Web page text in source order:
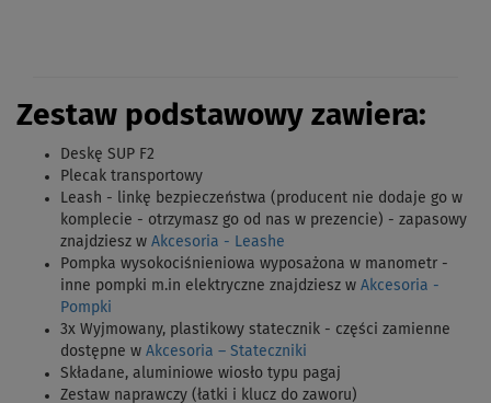
Zestaw podstawowy zawiera:
Deskę SUP F2
Plecak transportowy
Leash - linkę bezpieczeństwa (producent nie dodaje go w
komplecie - otrzymasz go od nas w prezencie) - zapasowy
znajdziesz w Akcesoria - Leashe
Pompka wysokociśnieniowa wyposażona w manometr -
inne pompki m.in elektryczne znajdziesz w Akcesoria -
Pompki
3x Wyjmowany, plastikowy statecznik - części zamienne
dostępne w Akcesoria – Stateczniki
Składane, aluminiowe wiosło typu pagaj
Zestaw naprawczy (łatki i klucz do zaworu)